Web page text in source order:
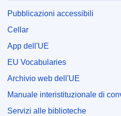
Pubblicazioni accessibili
Cellar
App dell'UE
EU Vocabularies
Archivio web dell'UE
Manuale interistituzionale di
Servizi alle biblioteche